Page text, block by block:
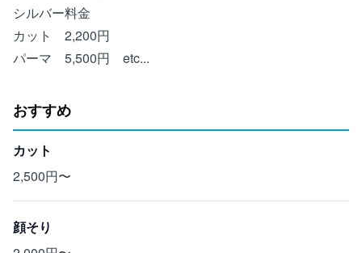
シルバー料金
カット 2,200円
パーマ 5,500円 etc...
おすすめ
カット
2,500円〜
顔そり